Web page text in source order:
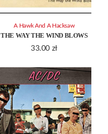
THE WAY THE WIND BLOWS
33.00 zł
A Hawk And A Hacksaw